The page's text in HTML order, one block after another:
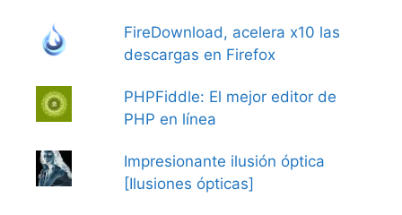
FireDownload, acelera x10 las
descargas en Firefox
PHPFiddle: El mejor editor de
PHP en línea
Impresionante ilusión óptica
[Ilusiones ópticas]